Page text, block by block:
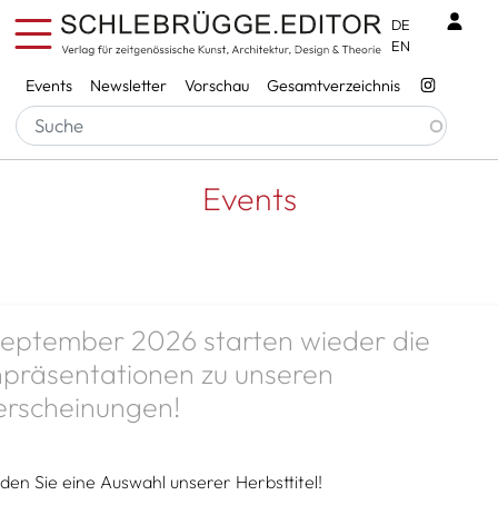
Direkt zum Inhalt
Services
Events Newsletter Vorschau Gesamtverzeichnis
DE
EN
Pfadnavigation
Startseite Events
Events
2026 starten wieder die
zu unseren
Sie eine Auswahl unserer Herbsttitel!